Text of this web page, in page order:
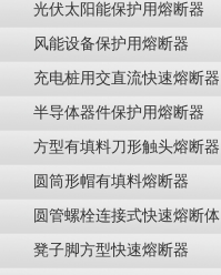
光伏太阳能保护用熔断器
风能设备保护用熔断器
充电桩用交直流快速熔断器
半导体器件保护用熔断器
方型有填料刀形触头熔断器
圆筒形帽有填料熔断器
圆管螺栓连接式快速熔断体
凳子脚方型快速熔断器